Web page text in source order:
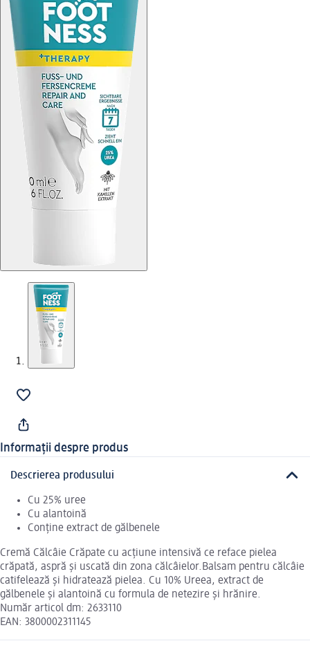
Informații despre produs
Descrierea produsului
Cu 25% uree
Cu alantoină
Conține extract de gălbenele
Cremă Călcâie Crăpate cu acțiune intensivă ce reface pielea
crăpată, aspră și uscată din zona călcâielor.Balsam pentru călcâie
catifelează și hidratează pielea. Cu 10% Ureea, extract de
gălbenele și alantoină cu formula de netezire și hrănire.
Număr articol dm: 2633110
EAN: 3800002311145